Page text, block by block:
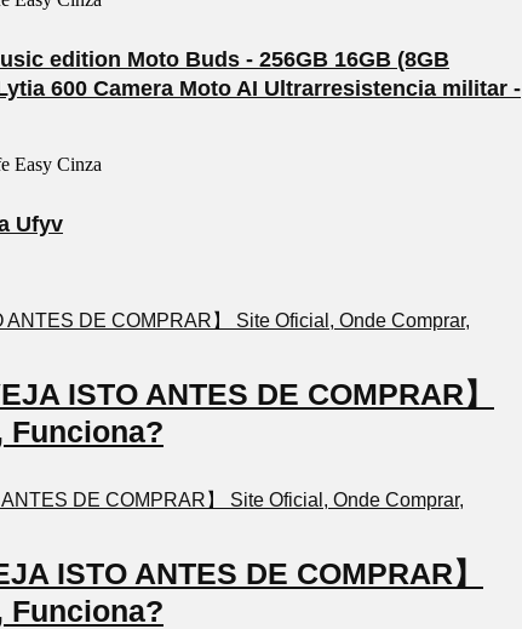
edition Moto Buds - 256GB 16GB (8GB
600 Camera Moto AI Ultrarresistencia militar -
Ufyv
ISTO ANTES DE COMPRAR】
Funciona?
ISTO ANTES DE COMPRAR】
Funciona?